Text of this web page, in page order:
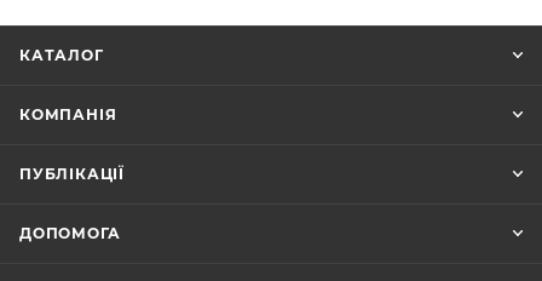
КАТАЛОГ
КОМПАНІЯ
ПУБЛІКАЦІЇ
ДОПОМОГА